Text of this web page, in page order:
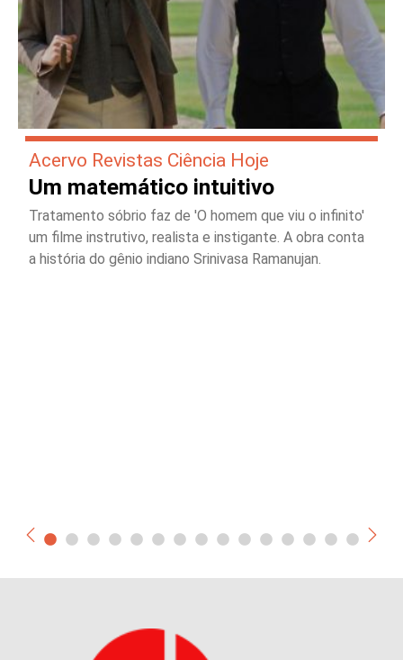
Acervo Revistas Ciência Hoje
Um matemático intuitivo
Tratamento sóbrio faz de 'O homem que viu o infinito'
um filme instrutivo, realista e instigante. A obra conta
a história do gênio indiano Srinivasa Ramanujan.